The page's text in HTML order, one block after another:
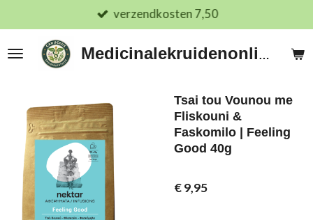
direct
naar
Medicinalekruidenonline.nl
verzendkosten 7,50
Tsai tou Vounou me
Fliskouni &
Faskomilo | Feeling
Good 40g
€ 9,95